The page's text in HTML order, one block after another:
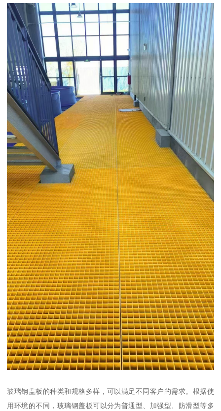
玻璃钢盖板的种类和规格多样，可以满足不同客户的需求。根据使
用环境的不同，玻璃钢盖板可以分为普通型、加强型、防滑型等多